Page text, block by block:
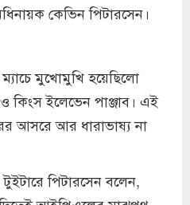
কেভিন পিটারসেন।
মুখোমুখি হয়েছিলো
ও কিংস ইলেভেন পাঞ্জাব। এই
আসরে আর ধারাভাষ্য না
পিটারসেন বলেন,